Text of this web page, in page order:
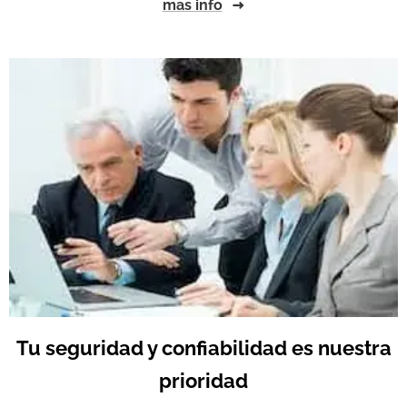
mas info
Tu seguridad y confiabilidad es nuestra
prioridad